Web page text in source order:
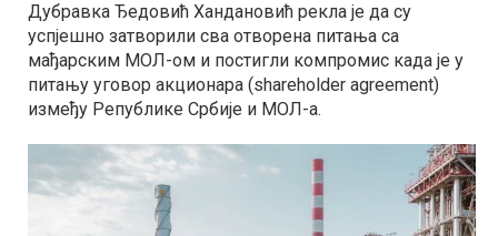
Дубравка Ђедовић Хандановић рекла је да су
успјешно затворили сва отворена питања са
мађарским МОЛ-ом и постигли компромис када је у
питању уговор акционара (shareholder agreement)
између Републике Србије и МОЛ-а.